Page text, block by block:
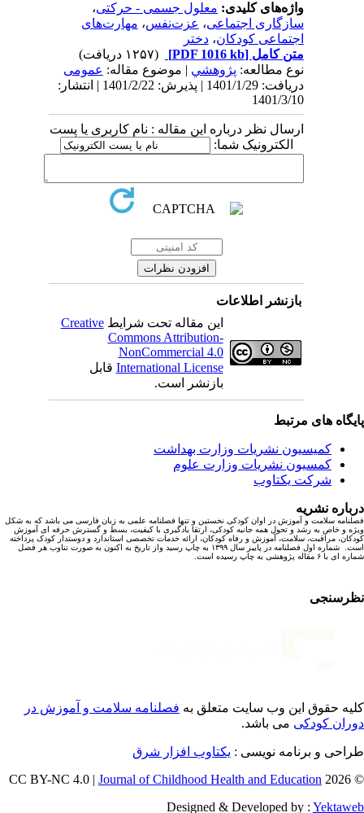
واژه‌های کلیدی:معلول جسمی - حرکتی،
سازگاری اجتماعی،عزت‌نفس،مهارت‌های
اجتماعی کودکان،دختر
متن کامل[PDF 1016 kb]
نوع مطالعه:پژوهشي| موضوع مقاله:عمومى
دریافت: 1401/1/29 | پذیرش: 1401/2/22 | انتشار:
1401/3/10
ارسال نظر درباره این مقاله : نام کاربری یا پست
الکترونیک شما:
بازنشر اطلاعات
این مقاله تحت شرایطCreative
Commons Attribution-
NonCommercial 4.0
International Licenseقابل
بازنشر است.
های مرتبط
کمیسیون نشریات وزارت بهداشت
کمسیون نشریات وزارت علوم
شرکت یکتاوب
نشریه
سلامت و آموزش در اوان کودکی نخستین و تنها فصلنامه علمی به زبان فارسی می باشد که به شکل
و خاص به رشد و تحول همه جانبه کودکی، ارتقا یادگیری با کیفیت، بسط و گسترش حرفه ای آموزش
مراقبت، سلامت، آموزش و رفاه کودکان، ارائه خدمات تخصصی استاندارد و دوستدار کودک پرداخته
است. شماره اول فصلنامه در پاییز سال ۱۳۹۹ به چاپ رسید واز تاریخ به اکنون به صورت تناوب هر فصل
۶ مقاله پژوهشی به چاپ رسیده است.
حقوق این وب سایت متعلق بهفصلنامه سلامت و آموزش در
کودکیمی باشد.
و برنامه نویسی : یکتاوب افزار شرق
©
Journal of Childhood Health and Education
Designed & Developed by :